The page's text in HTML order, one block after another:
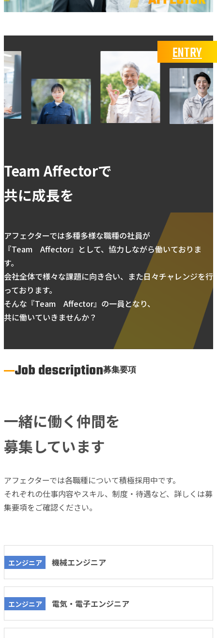
Team Affectorで
共に成長を
アフェクターでは多種多様な職種の社員が
『Team Affector』として、協力しながら働いておりま
す。
会社全体で様々な課題に向き合い、 また日々チャレンジを行
っております。
そんな『Team Affector』の一員となり、
共に働いていきませんか？
Job description募集要項
一緒に働く仲間を
募集しています
アフェクターでは各職種について積極採用中です。
それぞれの仕事内容やスキル、制度・待遇など、詳しくは募
集要項をご確認ください。
エンジニア 機械エンジニア
エンジニア 電気・電子エンジニア
ENTRY